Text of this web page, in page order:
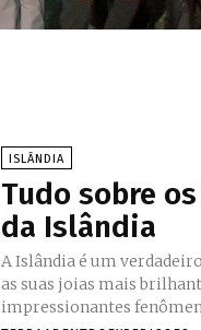
ISLÂNDIA
Tudo sobre
da Islândia
A Islândia é um
as suas joias mais
impressionantes